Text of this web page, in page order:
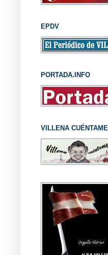
EPDV
PORTADA.INFO
VILLENA CUÉNTAME